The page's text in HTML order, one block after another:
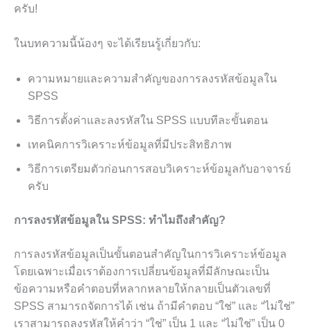
ครับ!
ในบทความนี้น้องๆ จะได้เรียนรู้เกี่ยวกับ:
ความหมายและความสำคัญของการลงรหัสข้อมูลใน
SPSS
วิธีการตั้งค่าและลงรหัสใน SPSS แบบทีละขั้นตอน
เทคนิคการวิเคราะห์ข้อมูลที่มีประสิทธิภาพ
วิธีการเตรียมตัวก่อนการสอบวิเคราะห์ข้อมูลกับอาจารย์
ครับ
การลงรหัสข้อมูลใน SPSS: ทำไมถึงสำคัญ?
การลงรหัสข้อมูลเป็นขั้นตอนสำคัญในการวิเคราะห์ข้อมูล
โดยเฉพาะเมื่อเราต้องการเปลี่ยนข้อมูลที่มีลักษณะเป็น
ข้อความหรือคำตอบที่หลากหลายให้กลายเป็นตัวเลขที่
SPSS สามารถจัดการได้ เช่น ถ้ามีคำตอบ “ใช่” และ “ไม่ใช่”
เราสามารถลงรหัสให้คำว่า “ใช่” เป็น 1 และ “ไม่ใช่” เป็น 0